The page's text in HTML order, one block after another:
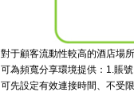
對于顧客流動性較高的酒店場
可為頻寬分享環境提供：1.賬
可先設定有效連接時間、不受